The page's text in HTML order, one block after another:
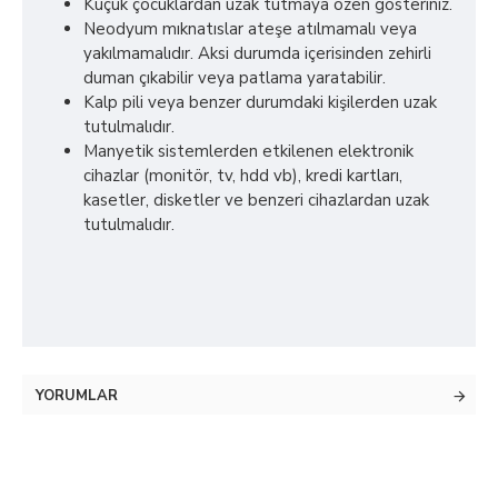
Küçük çocuklardan uzak tutmaya özen gösteriniz.
Neodyum mıknatıslar ateşe atılmamalı veya
yakılmamalıdır. Aksi durumda içerisinden zehirli
duman çıkabilir veya patlama yaratabilir.
Kalp pili veya benzer durumdaki kişilerden uzak
tutulmalıdır.
Manyetik sistemlerden etkilenen elektronik
cihazlar (monitör, tv, hdd vb), kredi kartları,
kasetler, disketler ve benzeri cihazlardan uzak
tutulmalıdır.
YORUMLAR